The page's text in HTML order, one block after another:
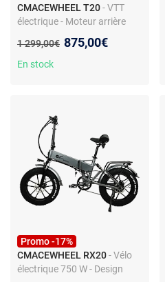
CMACEWHEEL T20- VTT
électrique - Moteur arrière
48V 17 Ah - Large autonomie
- Pneus 20 x 4 pouces
Ancien prix :
1 299,00€ Nouveau prix :
875,00€
En stock
Promo -17%
CMACEWHEEL RX20- Vélo
électrique 750 W - Design